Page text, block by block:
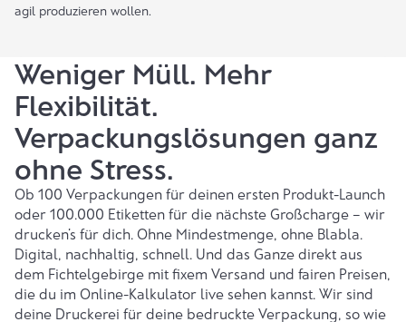
agil produzieren wollen.
Weniger Müll. Mehr
Flexibilität.
Verpackungslösungen ganz
ohne Stress.
Ob 100 Verpackungen für deinen ersten Produkt-Launch
oder 100.000 Etiketten für die nächste Großcharge – wir
drucken’s für dich. Ohne Mindestmenge, ohne Blabla.
Digital, nachhaltig , schnell. Und das Ganze direkt aus
dem Fichtelgebirge mit fixem Versand und fairen Preisen,
die du im Online-Kalkulator live sehen kannst. Wir sind
deine Druckerei für deine bedruckte Verpackung, so wie